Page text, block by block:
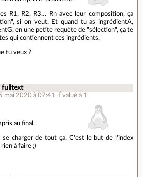
R1, R2, R3… Rn avec leur composition, ça
si on veut. Et quand tu as ingrédientA,
en une petite requète de "sélection", ça te
qui contiennent ces ingrédients.
tu veux ?
fulltext
mai 2020 à 07:41 . Évalué à 1 .
au final.
se charger de tout ça. C'est le but de l'index
à faire ;)